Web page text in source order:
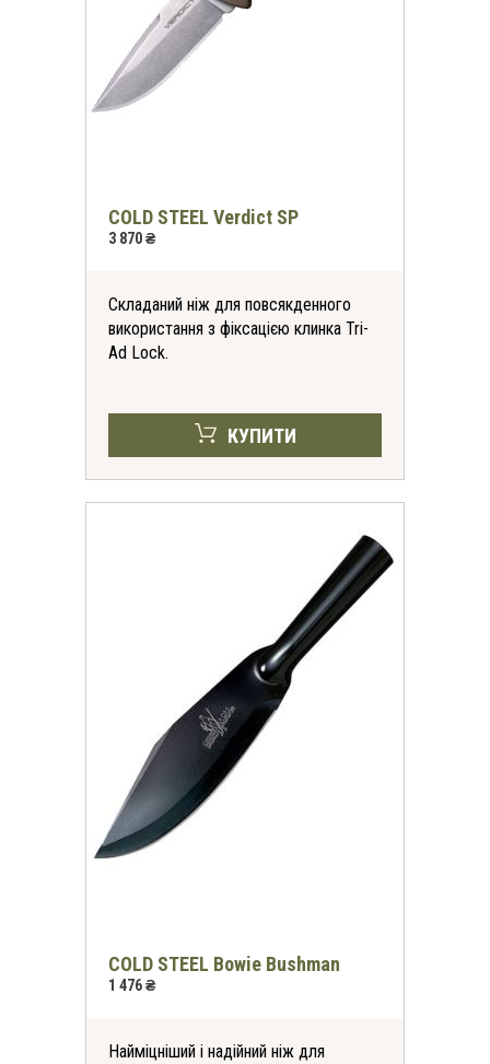
COLD STEEL Verdict SP
3 870 ₴
Складаний ніж для повсякденного
використання з фіксацією клинка Tri-
Ad Lock.
КУПИТИ
COLD STEEL Bowie Bushman
1 476 ₴
Найміцніший і надійний ніж для